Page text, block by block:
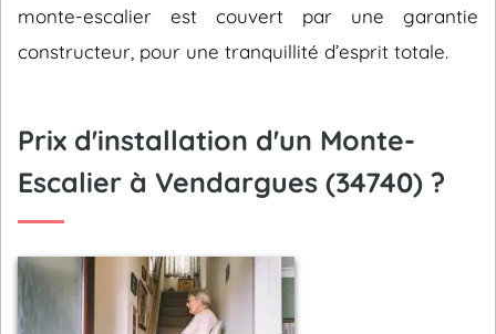
monte-escalier est couvert par une garantie
constructeur, pour une tranquillité d’esprit totale.
Prix d'installation d'un Monte-
Escalier à Vendargues (34740) ?